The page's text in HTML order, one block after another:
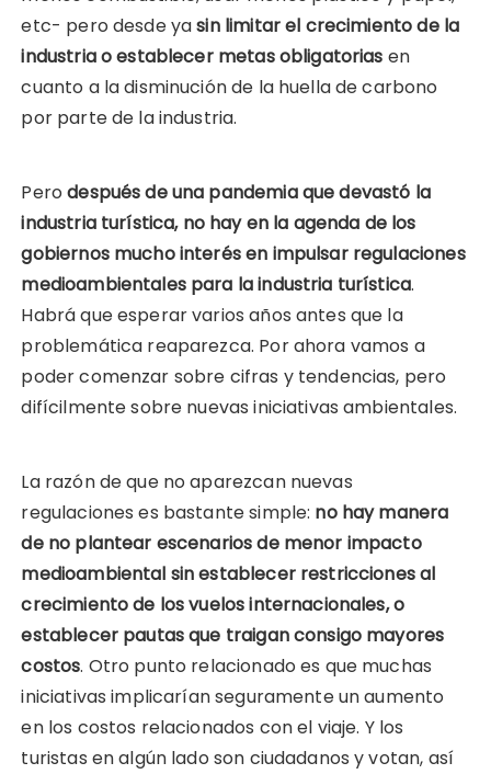
etc- pero desde yasin limitar el crecimiento de la
industria o establecer metas obligatorias en
cuanto a la disminución de la huella de carbono
por parte de la industria.
Perodespués de una pandemia que devastó la
industria turística, no hay en la agenda de los
gobiernos mucho interés en impulsar regulaciones
medioambientales para la industria turística.
Habrá que esperar varios años antes que la
problemática reaparezca. Por ahora vamos a
poder comenzar sobre cifras y tendencias, pero
difícilmente sobre nuevas iniciativas ambientales.
La razón de que no aparezcan nuevas
regulaciones es bastante simple: no hay manera
de no plantear escenarios de menor impacto
medioambiental sin establecer restricciones al
crecimiento de los vuelos internacionales, o
establecer pautas que traigan consigo mayores
costos. Otro punto relacionado es que muchas
iniciativas implicarían seguramente un aumento
en los costos relacionados con el viaje. Y los
turistas en algún lado son ciudadanos y votan, así